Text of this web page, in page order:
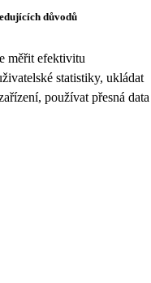
důvodů
měřit efektivitu
statistiky, ukládat
používat přesná data